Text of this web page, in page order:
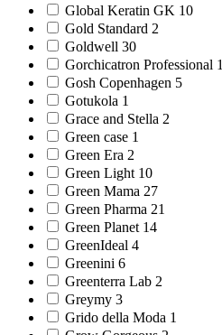
Global Keratin GK 10
Gold Standard 2
Goldwell 30
Gorchicatron Professional 1
Gosh Copenhagen 5
Gotukola 1
Grace and Stella 2
Green case 1
Green Era 2
Green Light 10
Green Mama 27
Green Pharma 21
Green Planet 14
GreenIdeal 4
Greenini 6
Greenterra Lab 2
Greymy 3
Grido della Moda 1